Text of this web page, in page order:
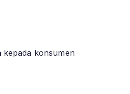
konsumen